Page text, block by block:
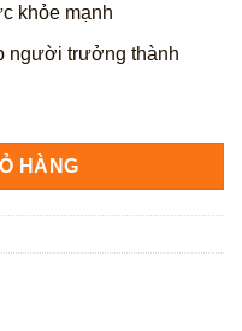
khỏe mạnh
người trưởng thành
HÀNG